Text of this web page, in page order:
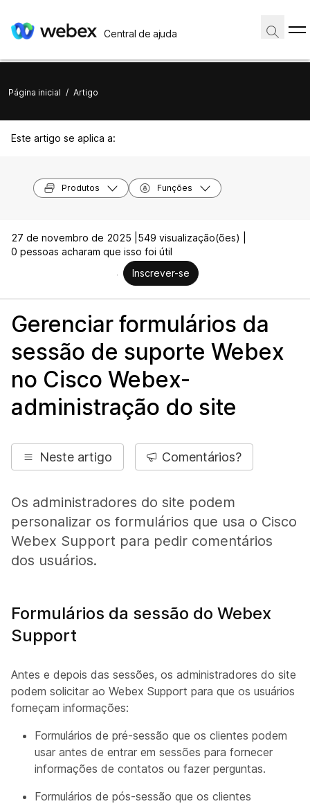
Central de ajuda
Página inicial / Artigo
Este artigo se aplica a:
Produtos Funções
27 de novembro de 2025 | 549 visualização(ões) |
0 pessoas acharam que isso foi útil
Inscrever-se
Gerenciar formulários da
sessão de suporte Webex
no Cisco Webex-
administração do site
Neste artigo Comentários?
Os administradores do site podem
personalizar os formulários que usa o Cisco
Webex Support para pedir comentários
dos usuários.
Formulários da sessão do Webex
Support
Antes e depois das sessões, os administradores do site
podem solicitar ao Webex Support para que os usuários
forneçam informações:
Formulários de pré-sessão que os clientes podem
usar antes de entrar em sessões para fornecer
informações de contatos ou fazer perguntas.
Formulários de pós-sessão que os clientes